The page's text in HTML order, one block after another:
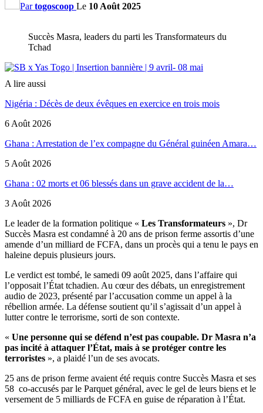
Partogoscoop Le 10 Août 2025
Succès Masra, leaders du parti les Transformateurs du
Tchad
A lire aussi
Nigéria : Décès de deux évêques en exercice en trois mois
6 Août 2026
Ghana : Arrestation de l’ex compagne du Général guinéen Amara…
5 Août 2026
Ghana : 02 morts et 06 blessés dans un grave accident de la…
3 Août 2026
Le leader de la formation politique « Les Transformateurs », Dr
Succès Masra est condamné à 20 ans de prison ferme assortis d’une
amende d’un milliard de FCFA, dans un procès qui a tenu le pays en
haleine depuis plusieurs jours.
Le verdict est tombé, le samedi 09 août 2025, dans l’affaire qui
l’opposait l’État tchadien. Au cœur des débats, un enregistrement
audio de 2023, présenté par l’accusation comme un appel à la
rébellion armée. La défense soutient qu’il s’agissait d’un appel à
lutter contre le terrorisme, sorti de son contexte.
« Une personne qui se défend n’est pas coupable. Dr Masra n’a
pas incité à attaquer l’État, mais à se protéger contre les
terroristes », a plaidé l’un de ses avocats.
25 ans de prison ferme avaient été requis contre Succès Masra et ses
58 co-accusés par le Parquet général, avec le gel de leurs biens et le
versement de 5 milliards de FCFA en guise de réparation à l’État.